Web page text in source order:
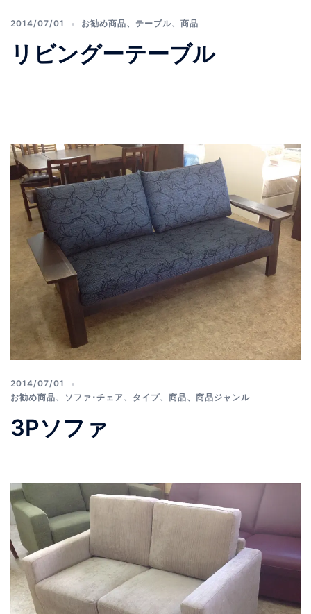
2014/07/01 お勧め商品、 テーブル、 商品
リビングーテーブル
2014/07/01
お勧め商品、 ソファ･チェア、 タイプ、 商品、 商品ジャンル
3Pソファ